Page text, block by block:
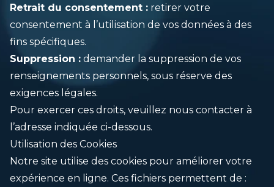
Retrait du consentement : retirer votre
consentement à l’utilisation de vos données à des
fins spécifiques.
Suppression : demander la suppression de vos
renseignements personnels, sous réserve des
exigences légales.
Pour exercer ces droits, veuillez nous contacter à
l’adresse indiquée ci-dessous.
Utilisation des Cookies
Notre site utilise des cookies pour améliorer votre
expérience en ligne. Ces fichiers permettent de :